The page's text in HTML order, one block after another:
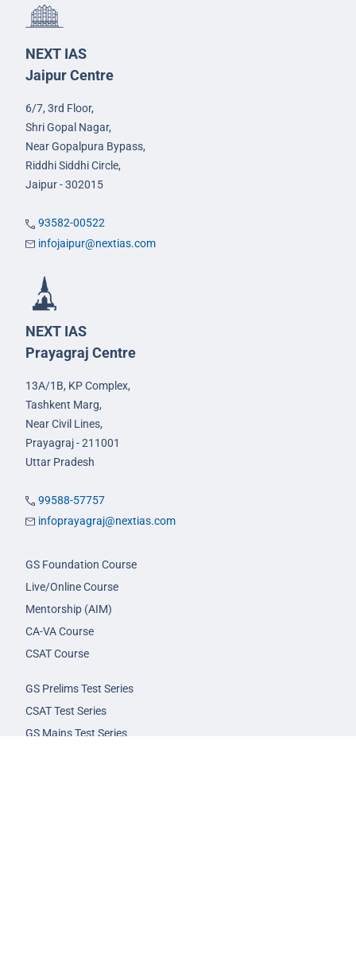
NEXT IAS
Jaipur Centre
6/7, 3rd Floor,
Shri Gopal Nagar,
Near Gopalpura Bypass,
Riddhi Siddhi Circle,
Jaipur - 302015
93582-00522
infojaipur@nextias.com
NEXT IAS
Prayagraj Centre
13A/1B, KP Complex,
Tashkent Marg,
Near Civil Lines,
Prayagraj - 211001
Uttar Pradesh
99588-57757
infoprayagraj@nextias.com
GS Foundation Course
Live/Online Course
Mentorship (AIM)
CA-VA Course
CSAT Course
GS Prelims Test Series
CSAT Test Series
GS Mains Test Series